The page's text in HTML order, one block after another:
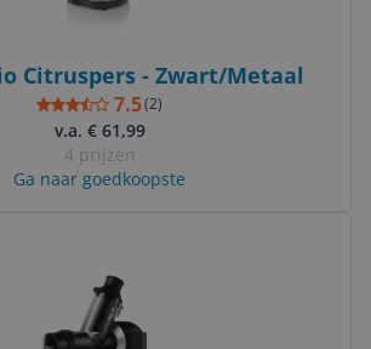
Citruspers - Zwart/Metaal
7.5(2)
v.a. € 61,99
4 prijzen
Ga naar goedkoopste